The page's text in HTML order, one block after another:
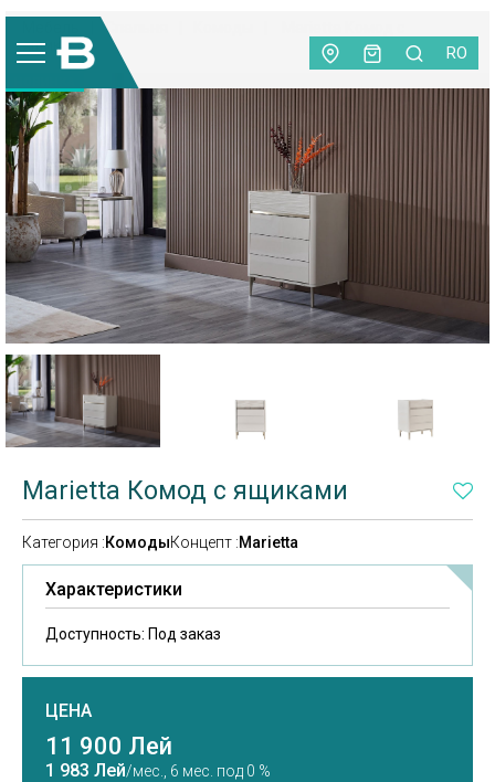
RO
Спальня
ящиками
Marietta Комод с ящиками
Категория :КомодыКонцепт :Marietta
Характеристики
Доступность: Под заказ
ЦЕНА
11 900 Лей
1 983 Лей/мес., 6 мес. под 0 %